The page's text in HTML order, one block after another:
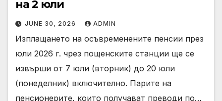
на 2 юли
JUNE 30, 2026 ADMIN
Изплащането на осъвременените пенсии през
юли 2026 г. чрез пощенските станции ще се
извърши от 7 юли (вторник) до 20 юли
(понеделник) включително. Парите на
пенсионерите, които получават преводи по…